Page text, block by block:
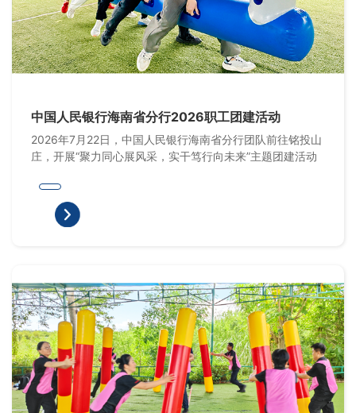
中国人民银行海南省分行2026职工团建活动
2026年7月22日，中国人民银行海南省分行团队前往铭投山
庄，开展“聚力同心展风采，实干笃行向未来”主题团建活动